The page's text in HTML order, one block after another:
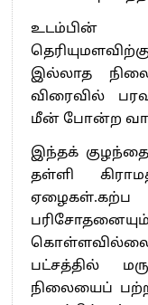
உடம்பின்
இல்லாத
விரைவில்
மீன் போன்ற
இந்தக்
தள்ளி
பட்சத்தில்
நிலையைப்